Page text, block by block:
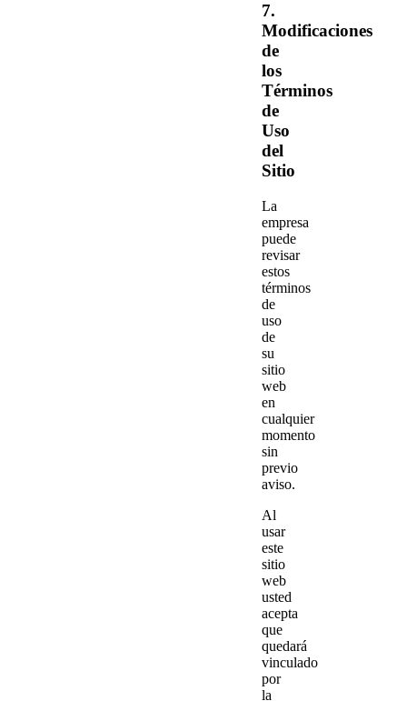
7.
Modificaciones
de
los
Términos
de
Uso
del
Sitio
La
empresa
puede
revisar
estos
términos
de
uso
de
su
sitio
web
en
cualquier
momento
sin
previo
aviso.
Al
usar
este
sitio
web
usted
acepta
que
quedará
vinculado
por
la